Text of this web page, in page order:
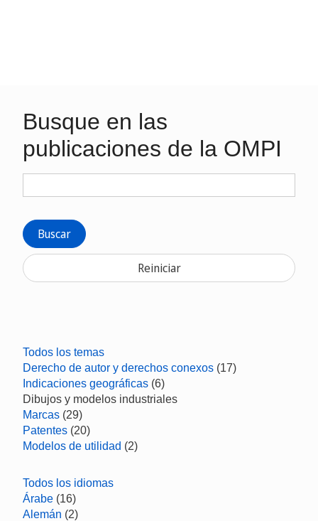
Busque en las
publicaciones de la OMPI
Buscar
Reiniciar
Todos los temas
Derecho de autor y derechos conexos (17)
Indicaciones geográficas (6)
Dibujos y modelos industriales
Marcas (29)
Patentes (20)
Modelos de utilidad (2)
Todos los idiomas
Árabe (16)
Alemán (2)